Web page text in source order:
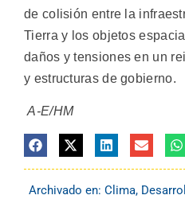
de colisión entre la
Tierra y los objetos
daños y tensiones en un
y estructuras de gobierno.
A-E/HM
Archivado en: Clima,